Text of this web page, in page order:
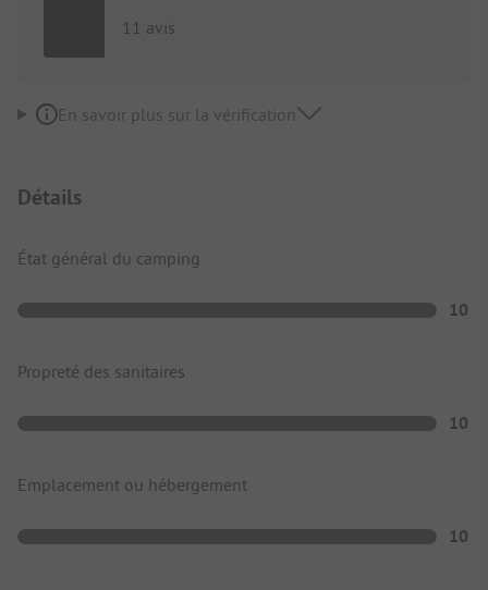
11 avis
En savoir plus sur la vérification
Détails
État général du camping
10
Propreté des sanitaires
10
Emplacement ou hébergement
10